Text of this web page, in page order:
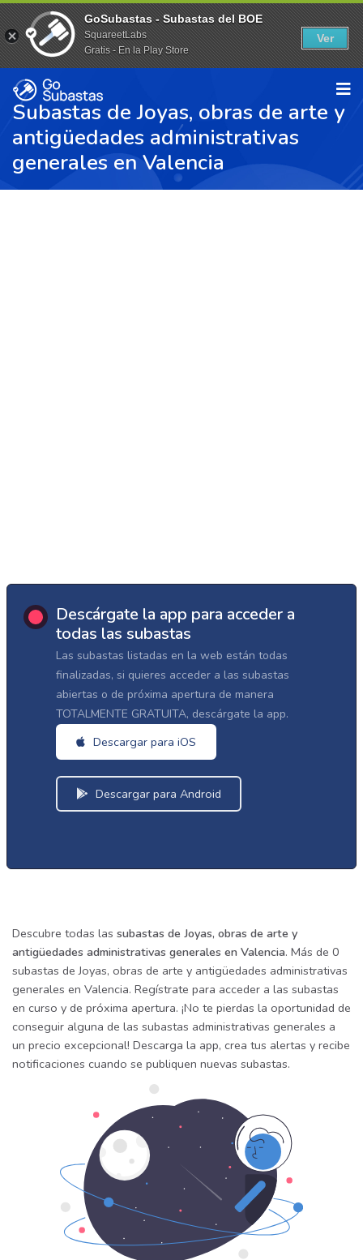
Subastas de Joyas, obras de arte y
antigüedades administrativas
generales en Valencia
Descárgate la app para acceder a
todas las subastas
Las subastas listadas en la web están todas
finalizadas, si quieres acceder a las subastas
abiertas o de próxima apertura de manera
TOTALMENTE GRATUITA, descárgate la app.
Descargar para iOS
Descargar para Android
Descubre todas las subastas de Joyas, obras de arte y
antigüedades administrativas generales en Valencia. Más de 0
subastas de Joyas, obras de arte y antigüedades administrativas
generales en Valencia. Regístrate para acceder a las subastas
en curso y de próxima apertura. ¡No te pierdas la oportunidad de
conseguir alguna de las subastas administrativas generales a
un precio excepcional! Descarga la app, crea tus alertas y recibe
notificaciones cuando se publiquen nuevas subastas.
GoSubastas - Subastas del BOE
SquareetLabs
Gratis - En la Play Store
Ver